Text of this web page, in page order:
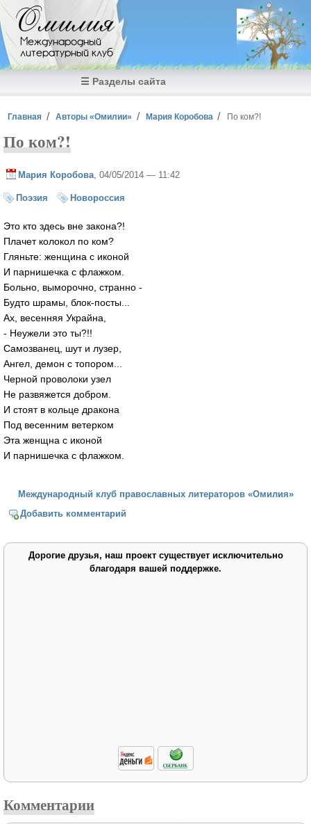
Перейти к основному содержанию
Омилия
Международный
литературный клуб
☰ Разделы сайта
Вы здесь
Главная Авторы «Омилии» Мария Коробова По ком?!
По ком?!
Мария Коробова , 04/05/2014 — 11:42
Поэзия Новороссия
Это кто здесь вне закона?!
Плачет колокол по ком?
Гляньте: женщина с иконой
И парнишечка с флажком.
Больно, выморочно, странно -
Будто шрамы, блок-посты...
Ах, весенняя Украйна,
- Неужели это ты?!!
Самозванец, шут и лузер,
Ангел, демон с топором...
Черной проволоки узел
Не развяжется добром.
И стоят в кольце дракона
Под весенним ветерком
Эта женщна с иконой
И парнишечка с флажком.
Международный клуб православных литераторов «Омилия»
Добавить комментарий
Дорогие друзья, наш проект существует исключительно
благодаря вашей поддержке.
Комментарии